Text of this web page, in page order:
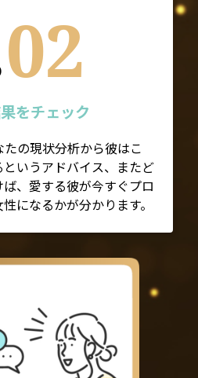
02
をチェック
の現状分析から彼はこ
いうアドバイス、またど
、愛する彼が今すぐプロ
になるかが分かります。